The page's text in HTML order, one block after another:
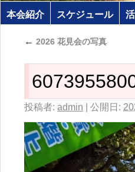
本会紹介 スケジュール
← 2026 花見会の写真
投稿者: admin 公開日: